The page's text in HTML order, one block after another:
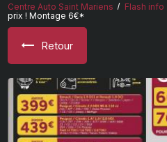
Centre Auto Saint Mariens Flash info
prix ! Montage 6€*
Retour